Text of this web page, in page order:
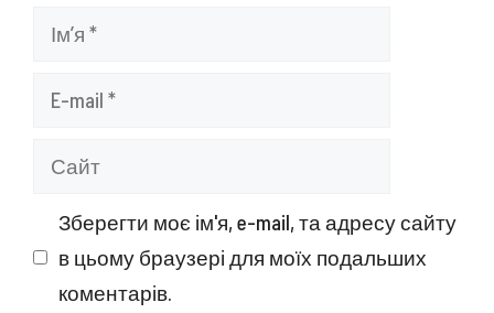
Ім’я
Сайт
Зберегти моє ім'я, e-mail, та адресу сайту
в цьому браузері для моїх подальших
коментарів.